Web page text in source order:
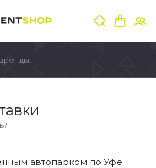
автопарком по Уфе